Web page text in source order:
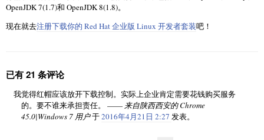
OpenJDK 7(1.7)和 OpenJDK 8(1.8)。
现在就去注册下载你的 Red Hat 企业版 Linux 开发者套装吧！
已有 21 条评论
我觉得红帽应该放开下载控制。实际上企业肯定需要花钱购买服务
的。要不谁来承担责任。 —— 来自陕西西安的 Chrome
45.0|Windows 7 用户于2016年4月21日 2:27 发表。